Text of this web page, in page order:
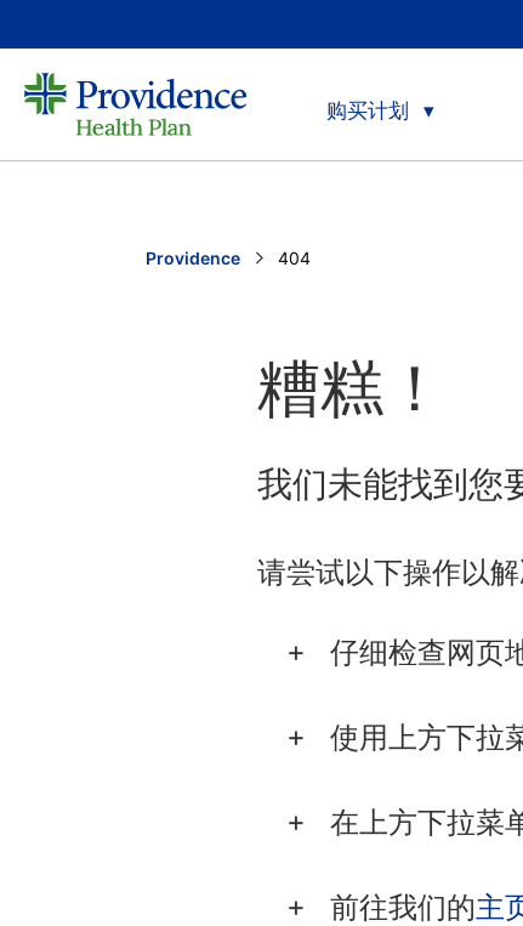
购买计划
Providence Current:
404
糟糕！
我们未能找到您
请尝试以下操作以解
仔细检查网页
使用上方下拉
在上方下拉菜
前往我们的主